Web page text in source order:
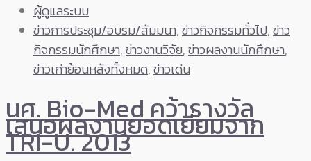
ผู้ดูแลระบบ
ข่าวการประชุม/อบรม/สัมมนา,ข่าวกิจกรรมทั่วไป,ข่าว
กิจกรรมนักศึกษา,ข่าวงานวิจัย,ข่าวผลงานนักศึกษา,
ข่าวเก่าย้อนหลังทั้งหมด,ข่าวเด่น
นศ. Bio-Med คว้ารางวัล
เสนอผลงานยอดเยี่ยมจาก
TRI-U. 2013